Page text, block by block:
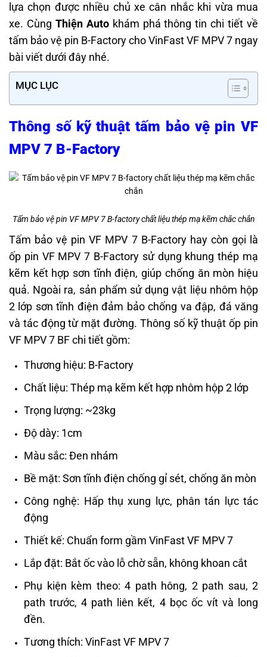
lựa chọn được nhiều chủ xe cân nhắc khi vừa mua
xe. Cùng Thiện Autokhám phá thông tin chi tiết về
tấm bảo vệ pin B-Factory cho VinFast VF MPV 7 ngay
bài viết dưới đây nhé.
MỤC LỤC
Thông số kỹ thuật tấm bảo vệ pin VF
MPV 7 B-Factory
Tấm bảo vệ pin VF MPV 7 B-factory chất liệu thép mạ kẽm chắc chắn
Tấm bảo vệ pin VF MPV 7 B-Factory hay còn gọi là
ốp pin VF MPV 7 B-Factory sử dụng khung thép mạ
kẽm kết hợp sơn tĩnh điện, giúp chống ăn mòn hiệu
quả. Ngoài ra, sản phẩm sử dụng vật liệu nhôm hộp
2 lớp sơn tĩnh điện đảm bảo chống va đập, đá văng
và tác động từ mặt đường. Thông số kỹ thuật ốp pin
VF MPV 7 BF chi tiết gồm:
Thương hiệu: B-Factory
Chất liệu: Thép mạ kẽm kết hợp nhôm hộp 2 lớp
Trọng lượng: ~23kg
Độ dày: 1cm
Màu sắc: Đen nhám
Bề mặt: Sơn tĩnh điện chống gỉ sét, chống ăn mòn
Công nghệ: Hấp thụ xung lực, phân tán lực tác
động
Thiết kế: Chuẩn form gầm VinFast VF MPV 7
Lắp đặt: Bắt ốc vào lỗ chờ sẵn, không khoan cắt
Phụ kiện kèm theo: 4 path hông, 2 path sau, 2
path trước, 4 path liên kết, 4 bọc ốc vít và long
đền.
Tương thích: VinFast VF MPV 7